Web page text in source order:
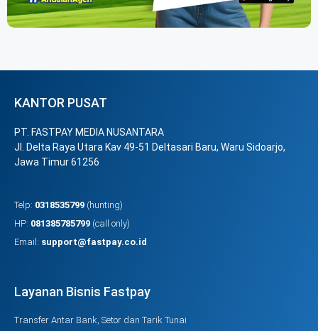
KANTOR PUSAT
PT. FASTPAY MEDIA NUSANTARA
Jl. Delta Raya Utara Kav 49-51 Deltasari Baru, Waru Sidoarjo,
Jawa Timur 61256
Telp: 0318535799 (hunting)
HP: 081385785799 (call only)
Email: support@fastpay.co.id
Layanan Bisnis Fastpay
Transfer Antar Bank, Setor dan Tarik Tunai